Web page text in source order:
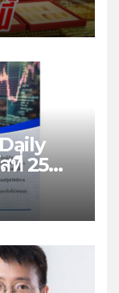
ที่ 25
มยอด